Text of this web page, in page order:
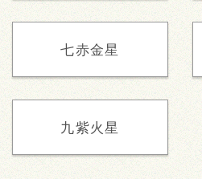
七赤金星
九紫火星